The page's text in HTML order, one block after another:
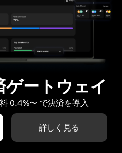
ゲートウェイ
0.4%〜 で決済を導入
詳しく見る